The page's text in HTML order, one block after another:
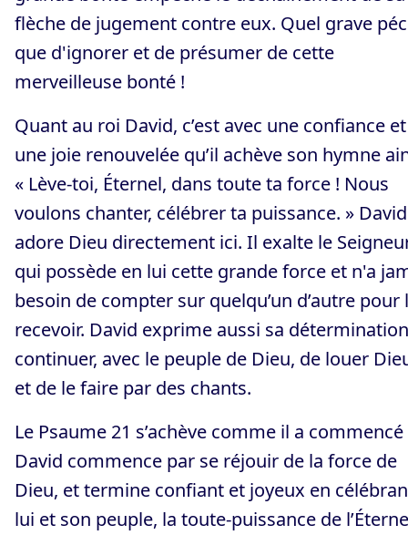
flèche de jugement contre eux. Quel grave
que d'ignorer et de présumer de cette
merveilleuse bonté !
Quant au roi David, c’est avec une confiance et
une joie renouvelée qu’il achève son hymne
« Lève-toi, Éternel, dans toute ta force ! Nous
voulons chanter, célébrer ta puissance. » David
adore Dieu directement ici. Il exalte le
qui possède en lui cette grande force et n'a
besoin de compter sur quelqu’un d’autre pour
recevoir. David exprime aussi sa
continuer, avec le peuple de Dieu, de louer
et de le faire par des chants.
Le Psaume 21 s’achève comme il a commencé
David commence par se réjouir de la force de
Dieu, et termine confiant et joyeux en
lui et son peuple, la toute-puissance de